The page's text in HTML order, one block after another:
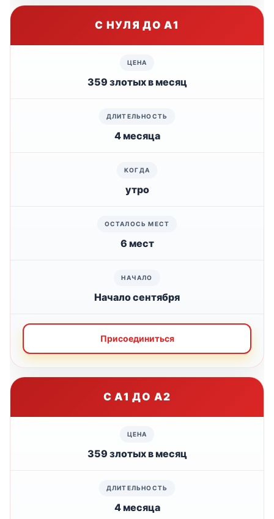
С НУЛЯ ДО А1
359 злотых в месяц
4 месяца
утро
6 мест
Начало сентября
Присоединиться
С A1 ДО A2
359 злотых в месяц
4 месяца